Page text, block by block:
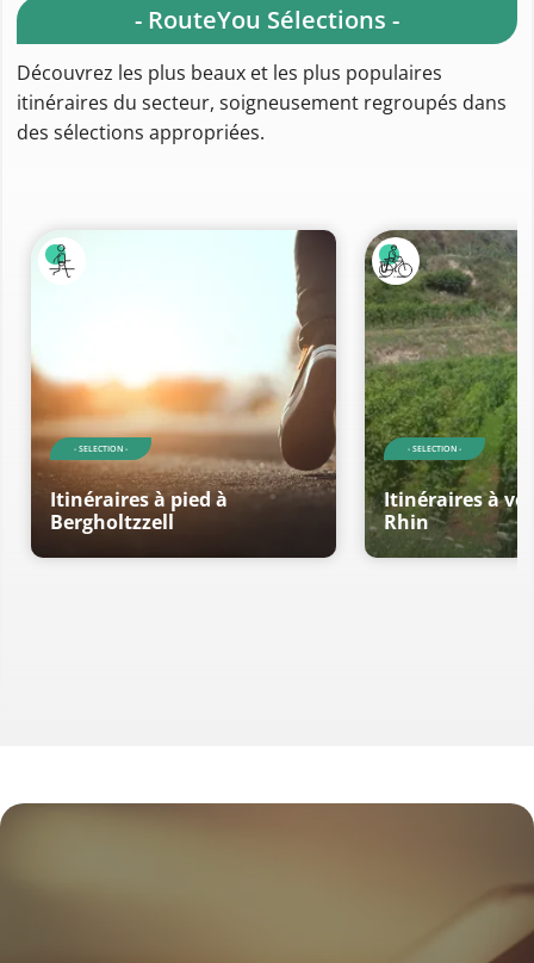
- RouteYou Sélections -
Découvrez les plus beaux et les plus populaires
itinéraires du secteur, soigneusement regroupés dans
des sélections appropriées.
- SELECTION -
Itinéraires à pied à
Bergholtzzell
- SELECTION -
Itinéraires à
Rhin